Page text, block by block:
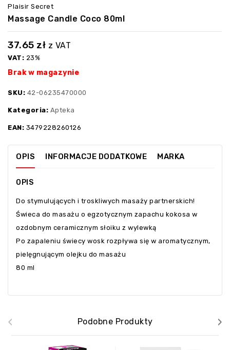
Plaisir Secret
Massage Candle Coco 80ml
37.65 zł z VAT
VAT: 23%
Brak w magazynie
SKU: 42-06235470000
Kategoria: Apteka
EAN: 3479228260126
OPIS INFORMACJE DODATKOWE MARKA
OPIS
Do stymulujących i troskliwych masaży partnerskich!
Świeca do masażu o egzotycznym zapachu kokosa w
ozdobnym ceramicznym słoiku z wylewką
Po zapaleniu świecy wosk rozpływa się w aromatycznym,
pielęgnującym olejku do masażu
80 ml
Podobne Produkty
‹ ›